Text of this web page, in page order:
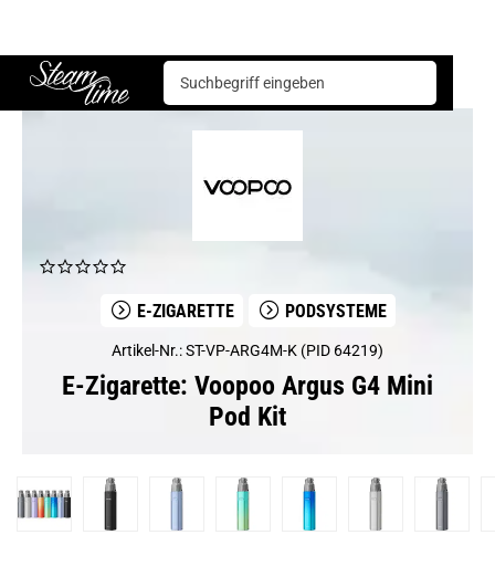
Steam time
E-Zigarette Podsysteme
E-ZIGARETTE PODSYSTEME
Artikel-Nr.: ST-VP-ARG4M-K (PID 64219)
E-Zigarette: Voopoo Argus G4 Mini
Pod Kit